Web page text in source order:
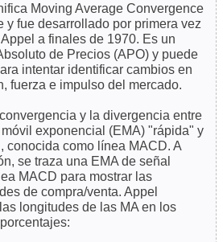
Moving Average Convergence
y fue desarrollado por primera vez
a finales de 1970. Es un
de Precios (APO) y puede
intentar identificar cambios en
fuerza e impulso del mercado.
y la divergencia entre
exponencial (EMA) "rápida" y
conocida como línea MACD. A
se traza una EMA de señal
MACD para mostrar las
de compra/venta. Appel
longitudes de las MA en los